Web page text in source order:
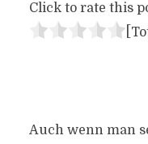
Click to rate this
Auch wenn man